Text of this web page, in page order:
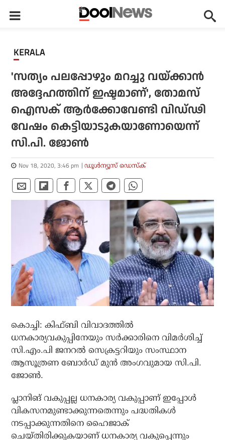
KERALA
'സത്യം പലപ്പോഴും മറച്ചു വയ്ക്കാന്‍
അദ്ദേഹത്തിന് ഇഷ്ടമാണ്', തോമസ്
ഐസക് ആര്‍ക്കോവേണ്ടി വിഡ്ഢി
വേഷം കെട്ടിയാടുകയാണോയെന്ന്
സി.പി. ജോണ്‍
Nov 18, 2020, 3:46 pm ഡൂള്‍ന്യൂസ് ഡെസ്‌ക്
കൊച്ചി: കിഫ്ബി വിവാദത്തില്‍
ധനകാര്യവകുപ്പിനേയും സര്‍ക്കാരിനെ വിമര്‍ശിച്ച്
സി.എം.പി ജനറല്‍ സെക്രട്ടറിയും സംസ്ഥാന
ആസൂത്രണ ബോര്‍ഡ് മുന്‍ അംഗവുമായ സി.പി.
ജോണ്‍.
പ്ലാനിങ് വകുപ്പല്ല ധനകാര്യ വകുപ്പാണ് ഇപ്പോള്‍
വികസനമുണ്ടാക്കുന്നതെന്നും പദ്ധതികള്‍
നടപ്പാക്കുന്നതിനെ ഹൈജാക്
ചെയ്തിരിക്കുകയാണ് ധനകാര്യ വകുപ്പെന്നും